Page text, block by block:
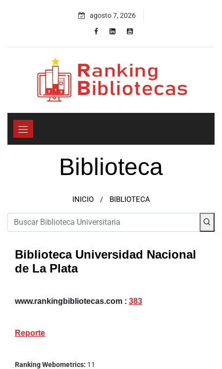
agosto 7, 2026
Biblioteca
INICIO / BIBLIOTECA
Biblioteca Universidad Nacional
de La Plata
www.rankingbibliotecas.com : 383
Reporte
Ranking Webometrics: 11